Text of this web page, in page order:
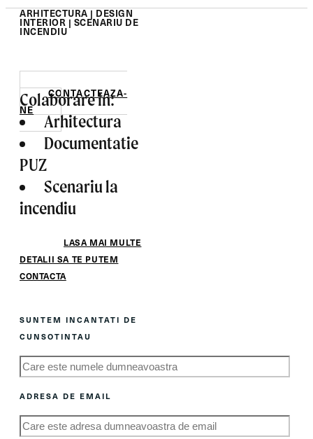
ARHITECTURA | DESIGN
INTERIOR | SCENARIU DE
INCENDIU
CONTACTEAZA-
NE
Colaborare in:
Arhitectura
Documentatie
PUZ
Scenariu la
incendiu
LASA MAI MULTE
DETALII SA TE PUTEM
CONTACTA
SUNTEM INCANTATI DE
CUNSOTINTAU
ADRESA DE EMAIL